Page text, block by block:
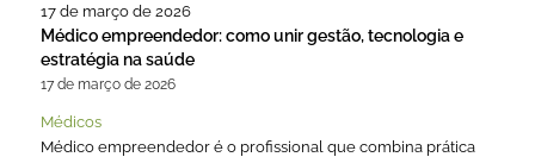
17 de março de 2026
Médico empreendedor: como unir gestão, tecnologia e
estratégia na saúde
17 de março de 2026
Médicos
Médico empreendedor é o profissional que combina prática